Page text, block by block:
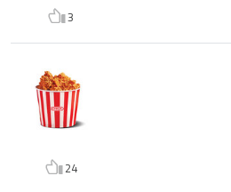
3
24